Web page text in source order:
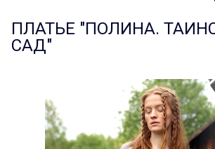
ПЛАТЬЕ "ПОЛИНА.
САД"